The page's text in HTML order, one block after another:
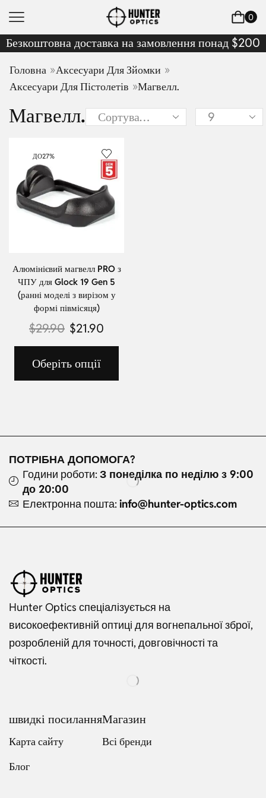
0
Безкоштовна доставка на замовлення понад $200
Головна »Аксесуари Для Зйомки »
Аксесуари Для Пістолетів »Магвелл.
Магвелл.
ДО27%
Алюмінієвий магвелл PRO з
ЧПУ для Glock 19 Gen 5
(ранні моделі з вирізом у
формі півмісяця)
$29.90 $21.90
Оберіть опції
ПОТРІБНА ДОПОМОГА?
Години роботи: З понеділка по неділю з 9:00
до 20:00
Електронна пошта: info@hunter-optics.com
Hunter Optics спеціалізується на
високоефективній оптиці для вогнепальної зброї,
розробленій для точності, довговічності та
чіткості.
швидкі посилання
Карта сайту
Блог
Магазин
Всі бренди